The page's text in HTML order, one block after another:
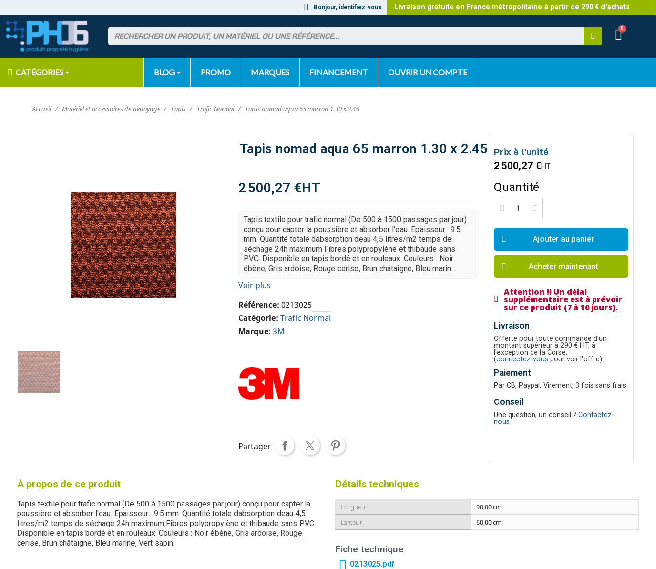
Bonjour, identifiez-vous Livraison gratuite en France métropolitaine à partir de 290 € d'achats
CATÉGORIES BLOG PROMO MARQUES FINANCEMENT OUVRIR UN COMPTE
Accueil Matériel et accessoires de nettoyage Tapis Trafic Normal Tapis nomad aqua 65 marron 1.30 x 2.45
Tapis nomad aqua 65 marron 1.30 x 2.45
2 500,27 €HT
Tapis textile pour trafic normal (De 500 à 1500 passages par jour)
conçu pour capter la poussière et absorber l'eau. Epaisseur : 9.5
mm. Quantité totale dabsorption deau 4,5 litres/m2 temps de
séchage 24h maximum Fibres polypropylène et thibaude sans
PVC. Disponible en tapis bordé et en rouleaux. Couleurs : Noir
ébène, Gris ardoise, Rouge cerise, Brun châtaigne, Bleu marin...
Voir plus
Référence 0213025
Catégorie Trafic Normal
Marque 3M
Partager
Prix à l'unité
2 500,27 €HT
Quantité
Ajouter au panier
Acheter maintenant
Attention !! Un délai
supplémentaire est à prévoir
sur ce produit (7 à 10 jours).
Livraison
Offerte pour toute commande d'un
montant supérieur à 290 € HT, à
l'exception de la Corse.
(connectez-vous pour voir l'offre).
Paiement
Par CB, Paypal, Virement, 3 fois sans frais
Conseil
Une question, un conseil ?Contactez-
nous
À propos de ce produit
Tapis textile pour trafic normal (De 500 à 1500 passages par jour) conçu pour capter la
poussière et absorber l'eau. Epaisseur : 9.5 mm. Quantité totale dabsorption deau 4,5
litres/m2 temps de séchage 24h maximum Fibres polypropylène et thibaude sans PVC.
Disponible en tapis bordé et en rouleaux. Couleurs : Noir ébène, Gris ardoise, Rouge
cerise, Brun châtaigne, Bleu marine, Vert sapin.
Détails techniques
Longueur
90,00 cm
Largeur
60,00 cm
Fiche technique
0213025.pdf